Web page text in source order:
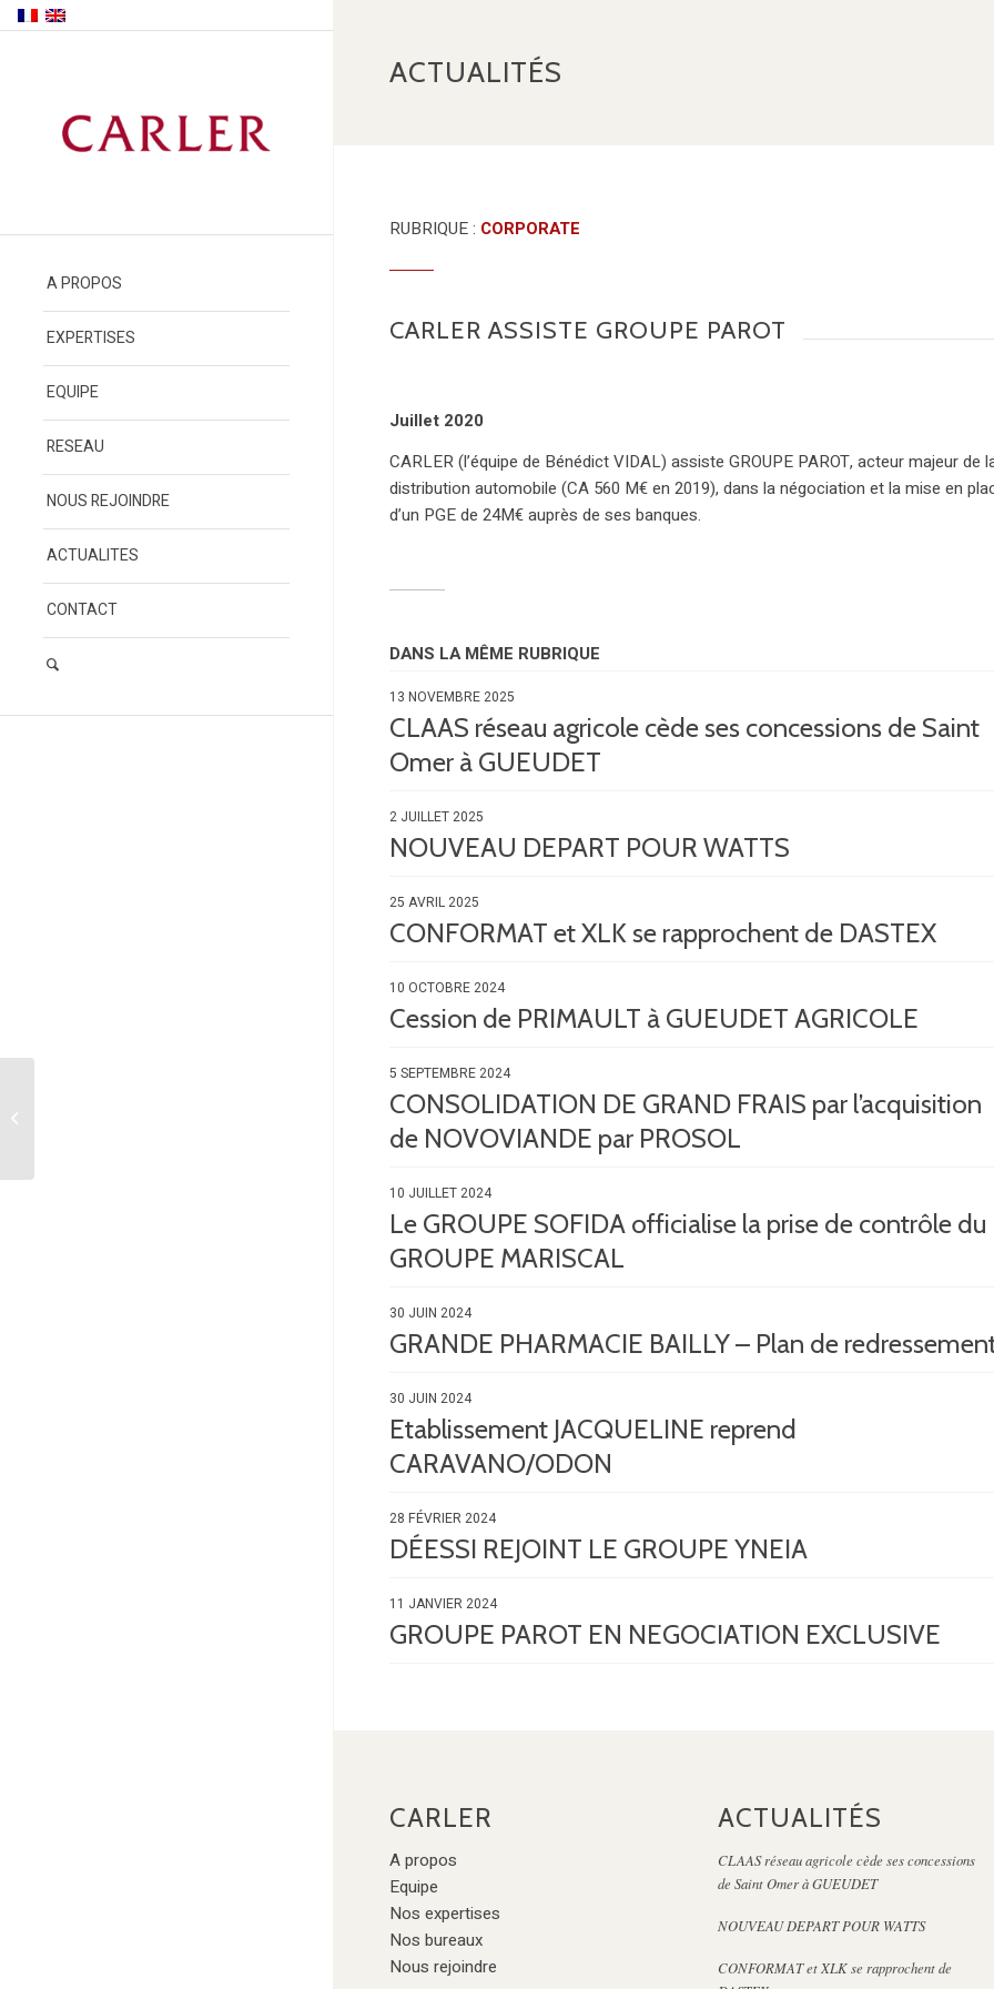
A PROPOS
EXPERTISES
EQUIPE
RESEAU
NOUS REJOINDRE
ACTUALITES
CONTACT
ACTUALITÉS
RUBRIQUE : CORPORATE
CARLER ASSISTE GROUPE PAROT
Juillet 2020
CARLER (l’équipe de Bénédict VIDAL) assiste GROUPE PAROT, acteur majeur de
distribution automobile (CA 560 M€ en 2019), dans la négociation et la mise en
d’un PGE de 24M€ auprès de ses banques.
DANS LA MÊME RUBRIQUE
13 NOVEMBRE 2025
CLAAS réseau agricole cède ses concessions de Saint
Omer à GUEUDET
2 JUILLET 2025
NOUVEAU DEPART POUR WATTS
25 AVRIL 2025
CONFORMAT et XLK se rapprochent de DASTEX
10 OCTOBRE 2024
Cession de PRIMAULT à GUEUDET AGRICOLE
5 SEPTEMBRE 2024
CONSOLIDATION DE GRAND FRAIS par l’acquisition
de NOVOVIANDE par PROSOL
10 JUILLET 2024
Le GROUPE SOFIDA officialise la prise de contrôle du
GROUPE MARISCAL
30 JUIN 2024
GRANDE PHARMACIE BAILLY – Plan de
30 JUIN 2024
Etablissement JACQUELINE reprend
CARAVANO/ODON
28 FÉVRIER 2024
DÉESSI REJOINT LE GROUPE YNEIA
11 JANVIER 2024
GROUPE PAROT EN NEGOCIATION EXCLUSIVE
CARLER
A propos
Equipe
Nos expertises
Nos bureaux
Nous rejoindre
ACTUALITÉS
CLAAS réseau agricole cède ses concessions
de Saint Omer à GUEUDET
NOUVEAU DEPART POUR WATTS
CONFORMAT et XLK se rapprochent de